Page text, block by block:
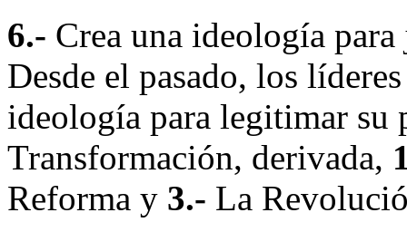
6.- Crea una ideología
Desde el pasado, los
ideología para legitimar su
Transformación, derivada,
Reforma y 3.- La